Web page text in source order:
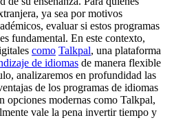
ya sea por motivos
evaluar si estos programas
fundamental. En este contexto,
como Talkpal, una plataforma
de idiomas de manera flexible
analizaremos en profundidad las
de los programas de idiomas
opciones modernas como Talkpal,
vale la pena invertir tiempo y